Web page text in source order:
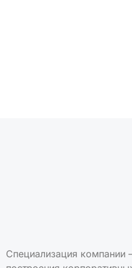
Специализация